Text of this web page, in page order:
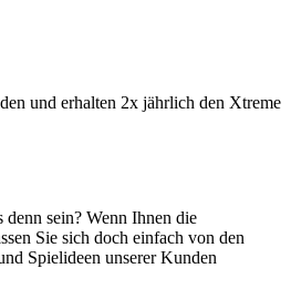
und erhalten 2x jährlich den Xtreme
sein? Wenn Ihnen die
Sie sich doch einfach von den
Spielideen unserer Kunden